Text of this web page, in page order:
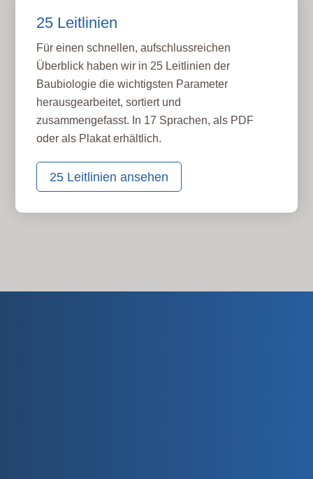
25 Leitlinien
Für einen schnellen, aufschlussreichen
Überblick haben wir in 25 Leitlinien der
Baubiologie die wichtigsten Parameter
herausgearbeitet, sortiert und
zusammengefasst. In 17 Sprachen, als PDF
oder als Plakat erhältlich.
25 Leitlinien ansehen